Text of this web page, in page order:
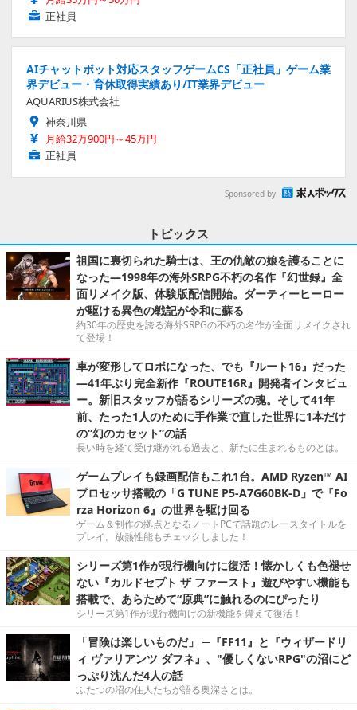
正社員
AIチャットボット対応スタッフゲームCS「正社員」ゲーム業
界デビュー・育休取得実績あり/IT業界デビュー
AQUARIUS株式会社
神奈川県
月給32万900円～45万円
正社員
Sponsored by
トピックス
祖国に裏切られた騎士は、王の仇敵の娘を護ることに
なった―1998年の海外SRPG不朽の名作『幻世録』全
面リメイク版、体験版配信開始。ダーティーヒーロー
が駆ける異色の戦記が令和に蘇る
約30年の歴史を誇る海外SRPGの不朽の名作が全面リメイクされ
て登場！
車が変形してロボになった、でも『ルート16』だった
―41年ぶり完全新作『ROUTE16R』開発者インタビュ
ー。新旧スタッフが語るシリーズの魂。そして41年
前、たった1人のために手作業で直した世界に1本だけ
の“幻のカセット”の話
長い時を経て受け継がれる過去と、新たに生まれるものとは。
ゲームプレイも録画配信もこれ1台。AMD Ryzen™ AI
プロセッサ搭載の「G TUNE P5-A7G60BK-D」で『Fo
rza Horizon 6』の世界を駆け回る
ゲーム＆制作の拠点となるノートPCで話題のレースタイトルを
プレイ。放熱性能もチェックしました！
シリーズ第1作が現行機向けに復活！懐かしくも色褪せ
ない『カルドセプト ザ ファースト』遊びやすい機能も
搭載で、あらためて“原典”に触れるのにぴったり
シリーズ第1作が現行機向けの新機能を備えて復活！
「冒険は楽しいものだ」 ─『FF11』と『ウィザードリ
ィ ヴァリアンツ ダフネ』、"優しくないRPG"の沼にど
っぷり沈んだ4人の話
ふたつの沼の住人たちが語る奥深さとは。